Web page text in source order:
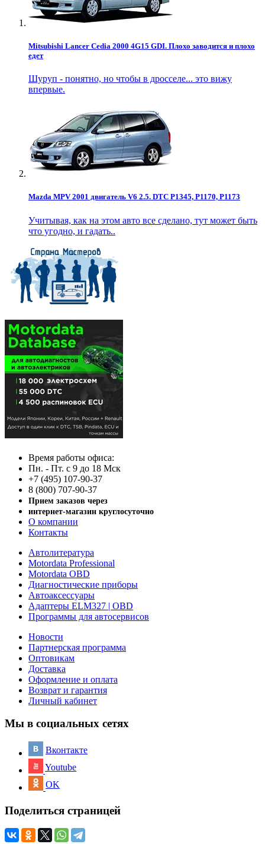
Mitsubishi Lancer Cedia 2000 4G15 GDI. Плохо заводится и плохо
едет
Шуруп - понятно, но чтобы в дросселе... это вижу
впервые.
Mazda MPV 2001 двигатель V6 2.5. DTC P1345, P1170, P1173
Учитывая, как на этом авто все сделано, тут может быть
что угодно, и гадать..
Время работы офиса:
Пн. - Пт. с 9 до 18 Мск
+7 (495) 107-90-37
8 (800) 707-90-37
Прием заказов через
интернет-магазин круглосуточно
О компании
Контакты
Автолитература
Motordata Professional
Motordata OBD
Диагностические приборы
Автоаксессуары
Адаптеры ELM327 | OBD
Программы для автосервисов
Новости
Партнерская программа
Оптовикам
Доставка
Оформление и оплата
Возврат и гарантия
Личный кабинет
Мы в социальных сетях
Вконтакте
Youtube
OK
Поделиться страницей